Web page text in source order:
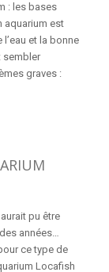
: les bases
aquarium est
et la bonne
sembler
graves :
pu être
années…
ce type de
Locafish